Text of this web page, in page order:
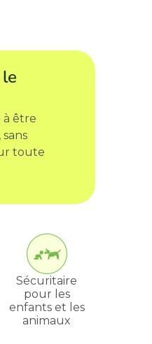
à être
toute
Sécuritaire
pour les
enfants et les
animaux